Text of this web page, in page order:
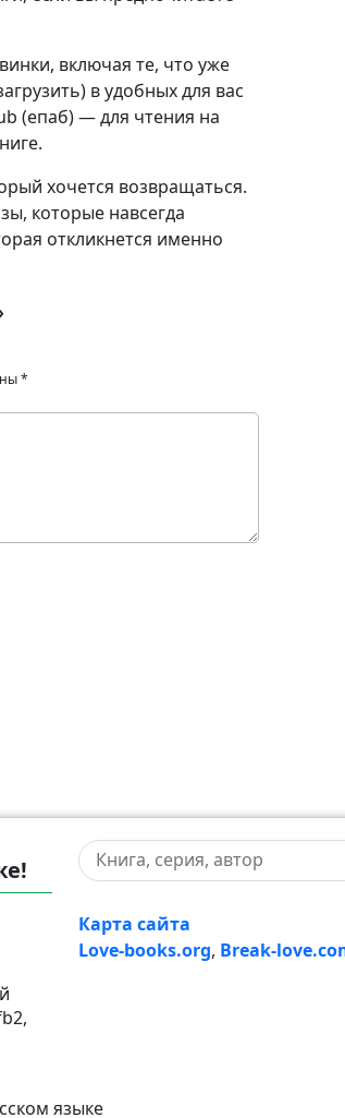
включая те, что уже
в удобных для вас
(епаб) — для чтения на
хочется возвращаться.
которые навсегда
откликнется именно
*
Карта сайта
Love-books.org, Break-
языке